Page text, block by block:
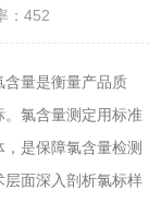
：452
量是衡量产品质
氯含量测定用标准
是保障氯含量检测
面深入剖析氯标样